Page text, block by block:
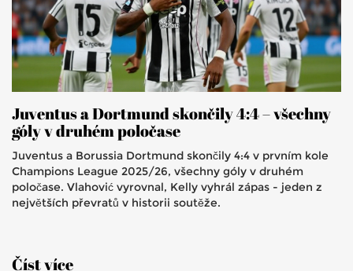
Juventus a Dortmund skončily 4:4 – všechny
góly v druhém poločase
Juventus a Borussia Dortmund skončily 4:4 v prvním kole
Champions League 2025/26, všechny góly v druhém
poločase. Vlahović vyrovnal, Kelly vyhrál zápas - jeden z
největších převratů v historii soutěže.
Číst více